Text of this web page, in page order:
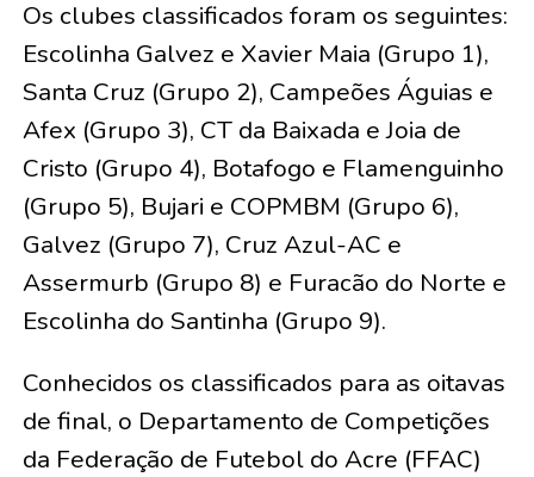
Os clubes classificados foram os seguintes:
Escolinha Galvez e Xavier Maia (Grupo 1),
Santa Cruz (Grupo 2), Campeões Águias e
Afex (Grupo 3), CT da Baixada e Joia de
Cristo (Grupo 4), Botafogo e Flamenguinho
(Grupo 5), Bujari e COPMBM (Grupo 6),
Galvez (Grupo 7), Cruz Azul-AC e
Assermurb (Grupo 8) e Furacão do Norte e
Escolinha do Santinha (Grupo 9).
Conhecidos os classificados para as oitavas
de final, o Departamento de Competições
da Federação de Futebol do Acre (FFAC)